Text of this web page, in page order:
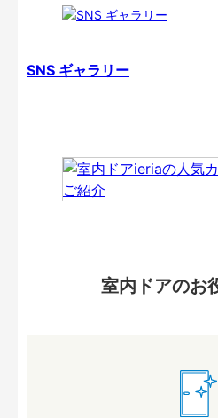
SNS ギャラリー
室内ドアのお